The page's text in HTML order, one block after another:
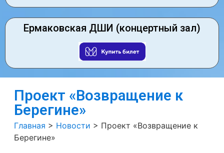
Ермаковская ДШИ (концертный зал)
Проект «Возвращение к
Берегине»
Главная > Новости > Проект «Возвращение к
Берегине»